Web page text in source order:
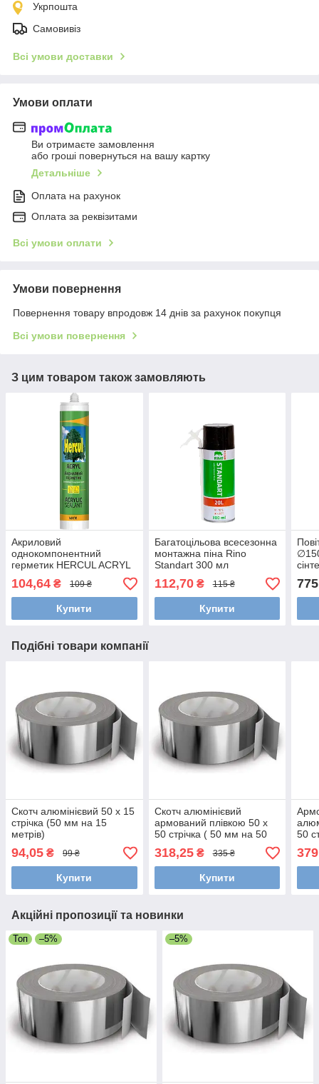
Укрпошта
Самовивіз
Всі умови доставки
Умови оплати
Ви отримаєте замовлення
або гроші повернуться на вашу картку
Детальніше
Оплата на рахунок
Оплата за реквізитами
Всі умови оплати
Умови повернення
Повернення товару впродовж 14 днів за рахунок покупця
Всі умови повернення
З цим товаром також замовляють
Акриловий
однокомпонентний
герметик HERCUL ACRYL
310 мл
104,64 ₴ 109 ₴
Купити
Багатоцільова всесезонна
монтажна піна Rino
Standart 300 мл
112,70₴ 115 ₴
Купити
775
Подібні товари компанії
Скотч алюмінієвий 50 х 15
стрічка (50 мм на 15
метрів)
94,05 ₴ 99 ₴
Купити
Скотч алюмінієвий
армований плівкою 50 х
50 стрічка ( 50 мм на 50
318,25₴ 335 ₴
Купити
50
Акційні пропозиції та новинки
Топ –5% –5%